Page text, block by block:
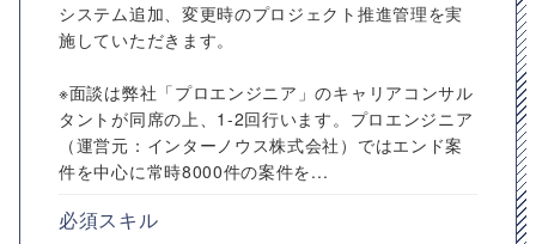
システム追加、変更時のプロジェクト推進管理を実
施していただきます。
※面談は弊社「プロエンジニア」のキャリアコンサル
タントが同席の上、1-2回行います。プロエンジニア
（運営元：インターノウス株式会社）ではエンド案
件を中心に常時8000件の案件を...
必須スキル